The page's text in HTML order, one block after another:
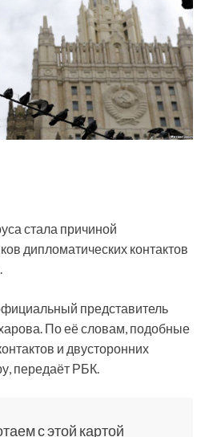
стала причиной
дипломатических контактов
представитель
По её словам, подобные
и двусторонних
передаёт РБК.
с этой картой